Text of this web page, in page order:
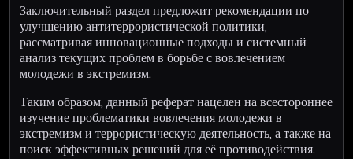
Заключительный раздел предложит рекомендации по
улучшению антитеррористической политики,
рассматривая инновационные подходы и системный
анализ текущих проблем в борьбе с вовлечением
молодежи в экстремизм.
Таким образом, данный реферат нацелен на всестороннее
изучение проблематики вовлечения молодежи в
экстремизм и террористическую деятельность, а также на
поиск эффективных решений для её противодействия.